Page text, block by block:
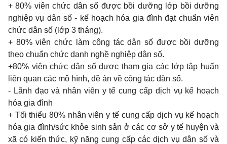
+ 80% viên chức dân số được bồi dưỡng lớp bồi dưỡng
nghiệp vụ dân số- kế hoạch hóa giađình đạt chuẩn viên
chức dân số (lớp 3 tháng).
+ 80%viên chức làm công tác dân số được bồi dưỡng
theo chuẩn chức danh nghề nghiệp dân số.
+80% viên chức dân số được tham giacác lớp tập huấn
liên quan các mô hình, đề án về công tác dân số.
- Lãnh đạo và nhân viên ytếcung cấp dịch vụ kế hoạch
hóa gia đình
+ Tối thiểu80% nhân viêny tế cungcấp dịch vụ kế hoạch
hóagia đình/sức khỏe sinhsản ở các cơ sở ytế huyện và
xã có kiến thức, kỹ năngcung cấp các dịch vụ dân số và